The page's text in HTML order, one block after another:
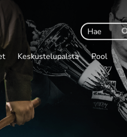
Keskustelupalsta
Pool